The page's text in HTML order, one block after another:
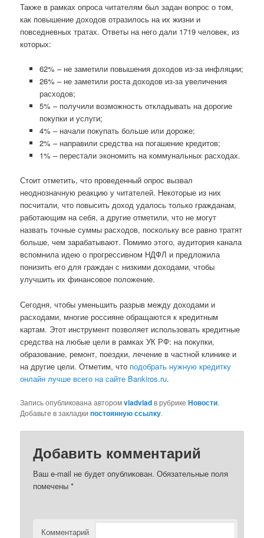
Также в рамках опроса читателям был задан вопрос о том,
как повышение доходов отразилось на их жизни и
повседневных тратах. Ответы на него дали 1719 человек, из
которых:
62% – не заметили повышения доходов из-за инфляции;
26% – не заметили роста доходов из-за увеличения
расходов;
5% – получили возможность откладывать на дорогие
покупки и услуги;
4% – начали покупать больше или дороже;
2% – направили средства на погашение кредитов;
1% – перестали экономить на коммунальных расходах.
Стоит отметить, что проведенный опрос вызвал
неоднозначную реакцию у читателей. Некоторые из них
посчитали, что повысить доход удалось только гражданам,
работающим на себя, а другие отметили, что не могут
назвать точные суммы расходов, поскольку все равно тратят
больше, чем зарабатывают. Помимо этого, аудитория канала
вспомнила идею о прогрессивном НДФЛ и предложила
понизить его для граждан с низкими доходами, чтобы
улучшить их финансовое положение.
Сегодня, чтобы уменьшить разрыв между доходами и
расходами, многие россияне обращаются к кредитным
картам. Этот инструмент позволяет использовать кредитные
средства на любые цели в рамках УК РФ: на покупки,
образование, ремонт, поездки, лечение в частной клинике и
на другие цели. Отметим, что подобрать нужную кредитку
онлайн лучше всего на сайте Bankiros.ru.
Запись опубликована авторомvladvladв рубрикеНовости.
Добавьте в закладкипостоянную ссылку.
Добавить комментарий
Ваш e-mail не будет опубликован. Обязательные поля
помечены*
Комментарий